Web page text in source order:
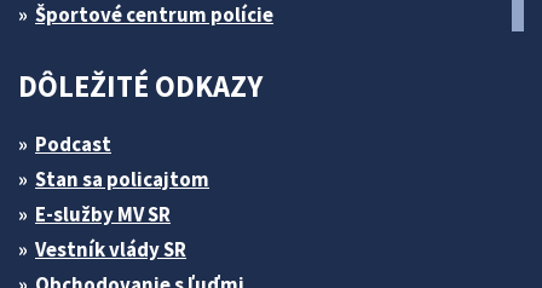
Športové centrum polície
DÔLEŽITÉ ODKAZY
Podcast
Stan sa policajtom
E-služby MV SR
Vestník vlády SR